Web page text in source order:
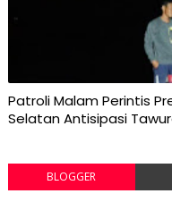
Patroli Malam Perintis
Selatan Antisipasi
BLOGGER